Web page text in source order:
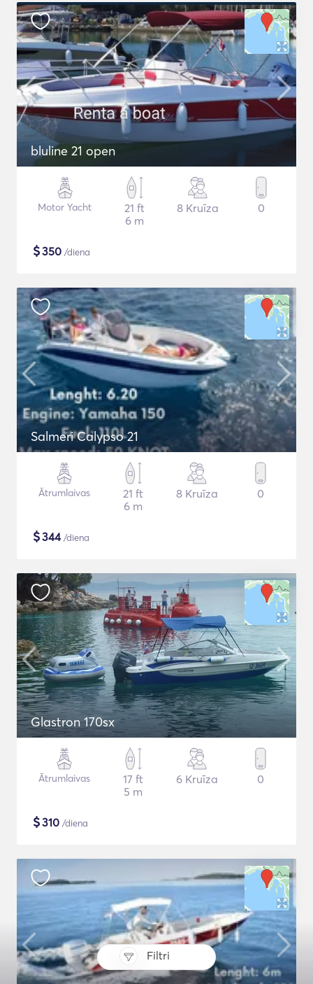
Filtri
bluline 21 open
Motor Yacht
21 ft
6 m
8 Kruīza 0
$350 /diena
Salmeri Calypso 21
Ātrumlaivas
21 ft
6 m
8 Kruīza 0
$344/diena
Glastron 170sx
Ātrumlaivas
17 ft
5 m
6 Kruīza 0
$310 /diena